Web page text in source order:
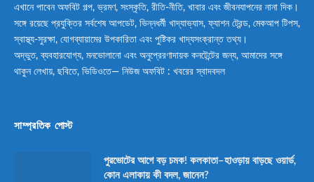
এখানে পাবেন অফবিট গল্প, ভ্রমণ, সংস্কৃতি, রীতি-নীতি, খাবার এবং জীবনযাপনের নানা দিক।
সঙ্গে রয়েছে প্রযুক্তির সর্বশেষ আপডেট, ভিন্নধর্মী খাদ্যাভ্যাস, ফ্যাশন ট্রেন্ড, মেকআপ টিপস,
স্বাস্থ্য-সুরক্ষা, যোগব্যায়ামের উপকারিতা এবং পুষ্টিকর খাদ্যসংক্রান্ত তথ্য।
অদ্ভুত, ব্যবহারযোগ্য, মনভোলানো এবং অনুপ্রেরণাদায়ক কনটেন্টের জন্য, আমাদের সঙ্গে
থাকুন লেখায়, ছবিতে, ভিডিওতে— নিউজ অফবিট : খবরের স্বাদবদল
সাম্প্রতিক পোস্ট
পুরভোটের আগে বড় চমক! কলকাতা–হাওড়ায় বাড়ছে ওয়ার্ড,
কোন এলাকায় কী বদল, জানেন?